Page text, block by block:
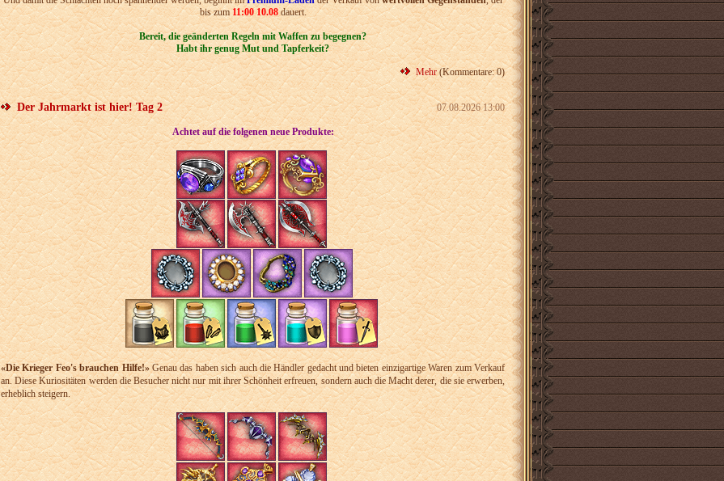
bis zum11:00 10.08 dauert.
Bereit, die geänderten Regeln mit Waffen zu begegnen?
Habt ihr genug Mut und Tapferkeit?
Mehr(Kommentare: 0)
Der Jahrmarkt ist hier! Tag 2 07.08.2026 13:00
Achtet auf die folgenen neue Produkte:
«Die Krieger Feo's brauchen Hilfe!»Genau das haben sich auch die Händler gedacht und bieten einzigartige Waren zum Verkauf
an. Diese Kuriositäten werden die Besucher nicht nur mit ihrer Schönheit erfreuen, sondern auch die Macht derer, die sie erwerben,
erheblich steigern.